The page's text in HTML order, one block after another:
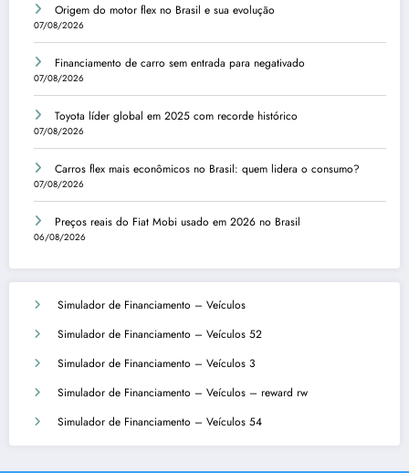
Origem do motor flex no Brasil e sua evolução
07/08/2026
Financiamento de carro sem entrada para negativado
07/08/2026
Toyota líder global em 2025 com recorde histórico
07/08/2026
Carros flex mais econômicos no Brasil: quem lidera o consumo?
07/08/2026
Preços reais do Fiat Mobi usado em 2026 no Brasil
06/08/2026
Simulador de Financiamento – Veículos
Simulador de Financiamento – Veículos 52
Simulador de Financiamento – Veículos 3
Simulador de Financiamento – Veículos – reward rw
Simulador de Financiamento – Veículos 54